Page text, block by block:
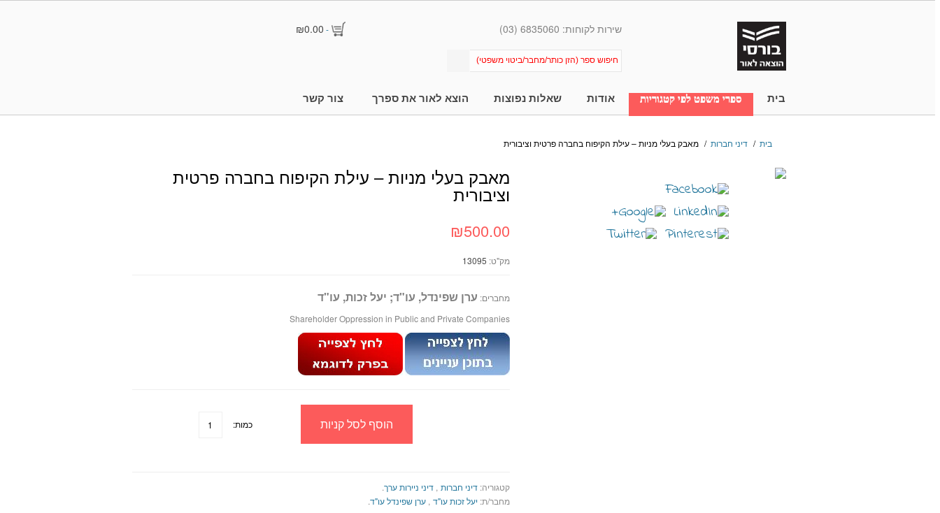
שירות לקוחות: 6835060 (03) -
₪0.00
בית ספרי משפט לפי קטגוריות אודות שאלות נפוצות הוצא לאור את ספרך צור קשר
בית / דיני חברות / מאבק בעלי מניות – עילת הקיפוח בחברה פרטית וציבורית
מאבק בעלי מניות – עילת הקיפוח בחברה פרטית
וציבורית
₪500.00
מק"ט: 13095
מחברים: ערן שפינדל, עו"ד; יעל זכות, עו"ד
Shareholder Oppression in Public and Private Companies
כמות: הוסף לסל קניות
קטגוריה:דיני חברות ,דיני ניירות ערך.
מחבר/ת: יעל זכות עו"ד ,ערן שפינדל עו"ד.